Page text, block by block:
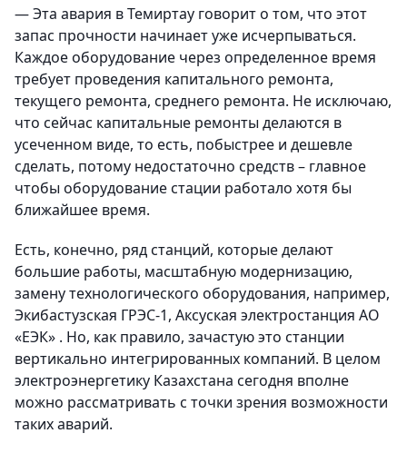
— Эта авария в Темиртау говорит о том, что этот
запас прочности начинает уже исчерпываться.
Каждое оборудование через определенное время
требует проведения капитального ремонта,
текущего ремонта, среднего ремонта. Не исключаю,
что сейчас капитальные ремонты делаются в
усеченном виде, то есть, побыстрее и дешевле
сделать, потому недостаточно средств – главное
чтобы оборудование стации работало хотя бы
ближайшее время.
Есть, конечно, ряд станций, которые делают
большие работы, масштабную модернизацию,
замену технологического оборудования, например,
Экибастузская ГРЭС-1, Аксуская электростанция АО
«ЕЭК» . Но, как правило, зачастую это станции
вертикально интегрированных компаний. В целом
электроэнергетику Казахстана сегодня вполне
можно рассматривать с точки зрения возможности
таких аварий.